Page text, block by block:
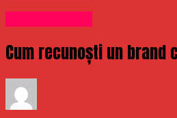
Cum recunoști un brand